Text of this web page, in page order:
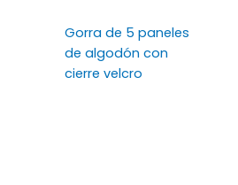
Gorra de 5 paneles
de algodón con
cierre velcro